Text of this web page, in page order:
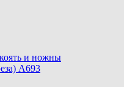
и ножны
A693